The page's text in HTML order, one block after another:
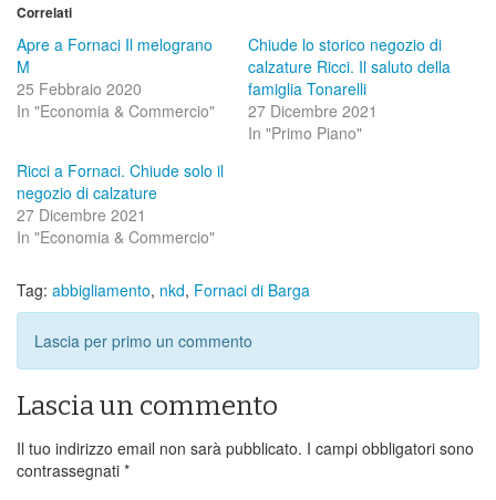
Correlati
Apre a Fornaci Il melograno
M
25 Febbraio 2020
In "Economia & Commercio"
Chiude lo storico negozio di
calzature Ricci. Il saluto della
famiglia Tonarelli
27 Dicembre 2021
In "Primo Piano"
Ricci a Fornaci. Chiude solo il
negozio di calzature
27 Dicembre 2021
In "Economia & Commercio"
Tag: abbigliamento, nkd, Fornaci di Barga
Lascia per primo un commento
Lascia un commento
Il tuo indirizzo email non sarà pubblicato. I campi obbligatori sono
contrassegnati *